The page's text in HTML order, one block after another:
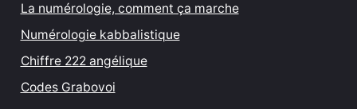
La numérologie, comment ça marche
Numérologie kabbalistique
Chiffre 222 angélique
Codes Grabovoi